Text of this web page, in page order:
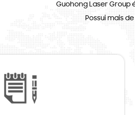
Guohong Laser Group
Possui mais